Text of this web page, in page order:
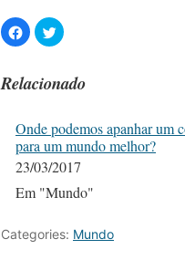
Relacionado
Onde podemos apanhar um
para um mundo melhor?
23/03/2017
Em "Mundo"
Categories: Mundo